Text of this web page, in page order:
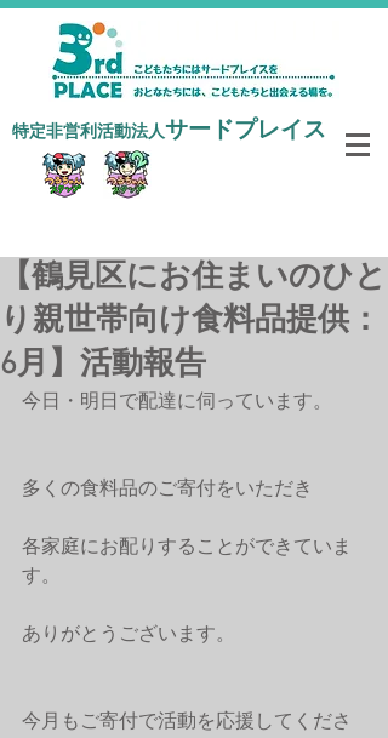
​特定非営利活動法人サードプレイス
【鶴見区にお住まいのひと
り親世帯向け食料品提供：
6月】活動報告
今日・明日で配達に伺っています。
多くの食料品のご寄付をいただき
各家庭にお配りすることができていま
す。
ありがとうございます。
今月もご寄付で活動を応援してくださ